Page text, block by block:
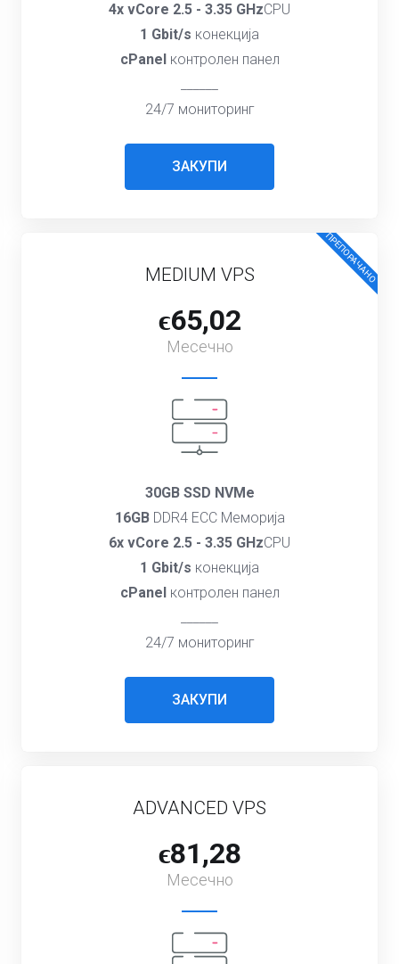
4x vCore 2.5 - 3.35 GHzCPU
1 Gbit/s конекција
cPanelконтролен панел
24/7 мониторинг
ЗАКУПИ
ПРЕПОРАЧАНО
MEDIUM VPS
ϵ65,02
Месечно
30GB SSD NVMe
16GBDDR4 ECC Меморија
6x vCore 2.5 - 3.35 GHzCPU
1 Gbit/s конекција
cPanelконтролен панел
24/7 мониторинг
ЗАКУПИ
ADVANCED VPS
ϵ81,28
Месечно